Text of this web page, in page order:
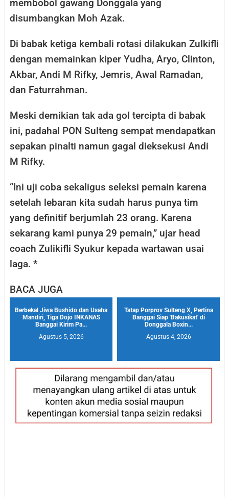
membobol gawang Donggala yang
disumbangkan Moh Azak.
Di babak ketiga kembali rotasi dilakukan Zulkifli
dengan memainkan kiper Yudha, Aryo, Clinton,
Akbar, Andi M Rifky, Jemris, Awal Ramadan,
dan Faturrahman.
Meski demikian tak ada gol tercipta di babak
ini, padahal PON Sulteng sempat mendapatkan
sepakan pinalti namun gagal dieksekusi Andi
M Rifky.
“Ini uji coba sekaligus seleksi pemain karena
setelah lebaran kita sudah harus punya tim
yang definitif berjumlah 23 orang. Karena
sekarang kami punya 29 pemain,” ujar head
coach Zulikifli Syukur kepada wartawan usai
laga. *
BACA JUGA
Berbekal Jiwa Bushido dan Usaha
Mandiri, Tiga Dojo INKANAS
Banggai Kirim Pa...
Agustus 5, 2026
Tatap Porprov Sulteng X, Pertina
Banggai Siap 'Bakusikat' di
Donggala Boxin...
Agustus 4, 2026